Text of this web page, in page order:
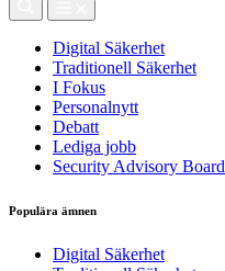
Digital Säkerhet
Traditionell Säkerhet
I Fokus
Personalnytt
Debatt
Lediga jobb
Security Advisory Board
Populära ämnen
Digital Säkerhet